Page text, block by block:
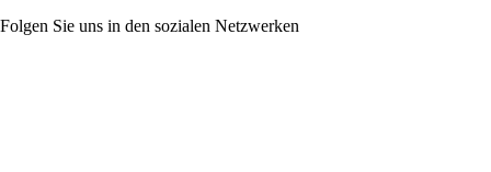
Folgen Sie uns in den sozialen Netzwerken